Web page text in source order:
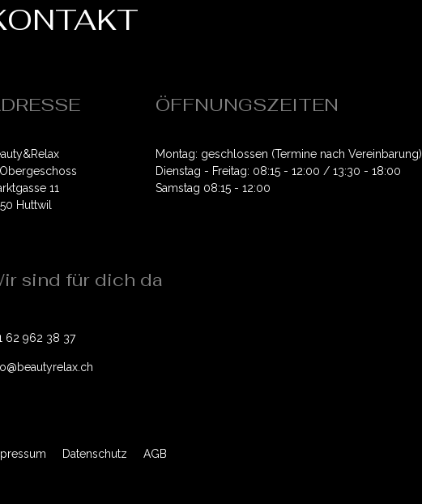
ÖFFNUNGSZEITEN
11
Huttwil
Montag: geschlossen (Termine nach Vereinbarung)
Dienstag - Freitag: 08:15 - 12:00 / 13:30 - 18:00
Samstag 08:15 - 12:00
sind für dich da
62 962 38 37
Datenschutz AGB